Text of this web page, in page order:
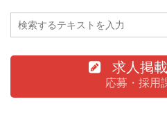
求人掲
応募・採用